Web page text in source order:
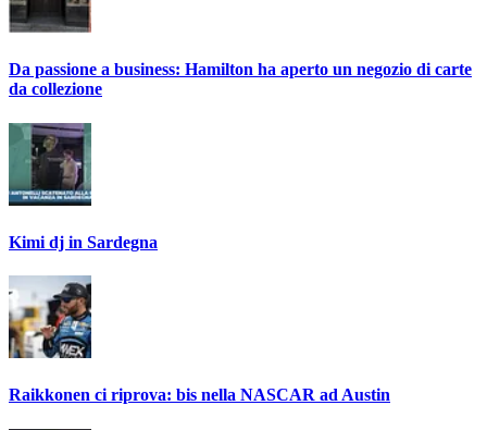
Da passione a business: Hamilton ha aperto un negozio di carte
da collezione
Kimi dj in Sardegna
Raikkonen ci riprova: bis nella NASCAR ad Austin